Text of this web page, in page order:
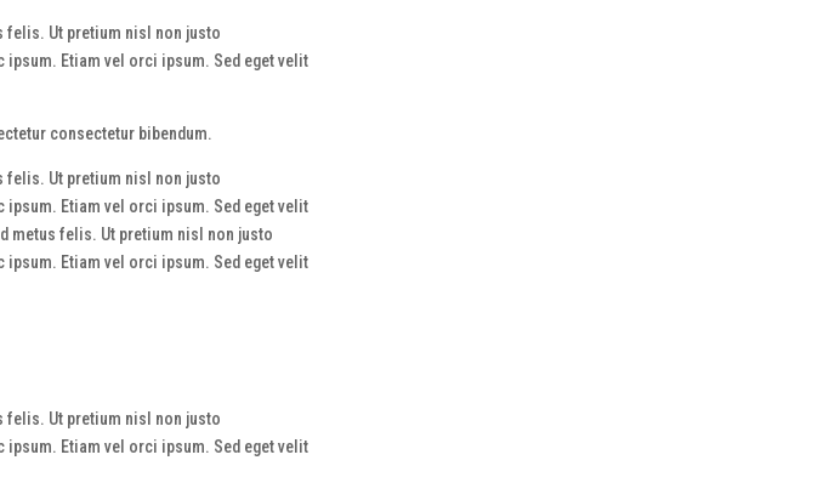
felis. Ut pretium nisl non justo
Etiam vel orci ipsum. Sed eget velit
consectetur bibendum.
felis. Ut pretium nisl non justo
Etiam vel orci ipsum. Sed eget velit
metus felis. Ut pretium nisl non justo
Etiam vel orci ipsum. Sed eget velit
felis. Ut pretium nisl non justo
Etiam vel orci ipsum. Sed eget velit